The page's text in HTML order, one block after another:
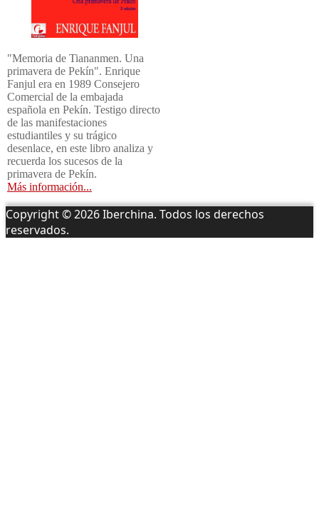
"Memoria de Tiananmen. Una
primavera de Pekín". Enrique
Fanjul era en 1989 Consejero
Comercial de la embajada
española en Pekín. Testigo directo
de las manifestaciones
estudiantiles y su trágico
desenlace, en este libro analiza y
recuerda los sucesos de la
primavera de Pekín.
Más información...
Copyright © 2026 Iberchina. Todos los derechos
reservados.